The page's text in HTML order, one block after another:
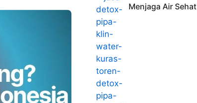
Menjaga Air Sehat